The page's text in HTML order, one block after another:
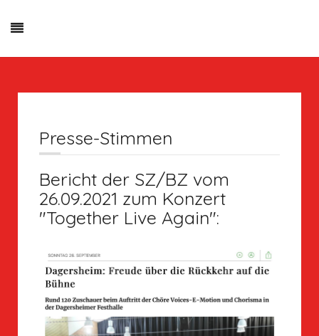
Presse-Stimmen
Bericht der SZ/BZ vom
26.09.2021 zum Konzert
"Together Live Again":